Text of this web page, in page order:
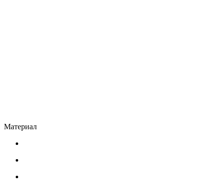
Материал